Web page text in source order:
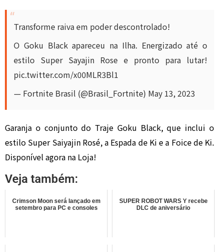
Transforme raiva em poder descontrolado!
O Goku Black apareceu na Ilha. Energizado até o
estilo Super Sayajin Rose e pronto para lutar!
pic.twitter.com/x00MLR3Bl1
— Fortnite Brasil (@Brasil_Fortnite) May 13, 2023
Garanja o conjunto do Traje Goku Black, que inclui o
estilo Super Saiyajin Rosé, a Espada de Ki e a Foice de Ki.
Disponível agora na Loja!
Veja também:
Crimson Moon será lançado em
setembro para PC e consoles
SUPER ROBOT WARS Y recebe
DLC de aniversário